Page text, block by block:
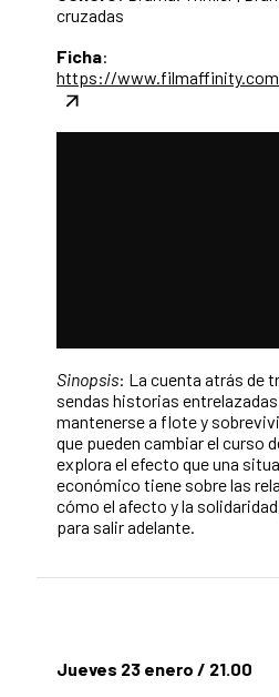
cruzadas
Ficha:
https://
Sinopsis: La cuenta atrás de
sendas historias
mantenerse a flote y
que pueden cambiar el curso
explora el efecto que una
económico tiene sobre las
cómo el afecto y la
para salir adelante.
Jueves 23 enero / 21.00